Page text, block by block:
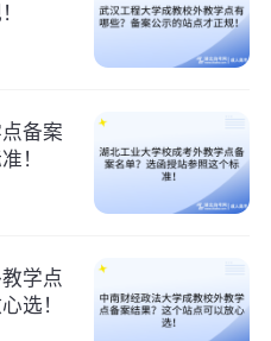
备案
！
学点
选！